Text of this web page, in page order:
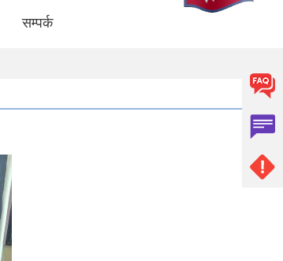
सम्पर्क